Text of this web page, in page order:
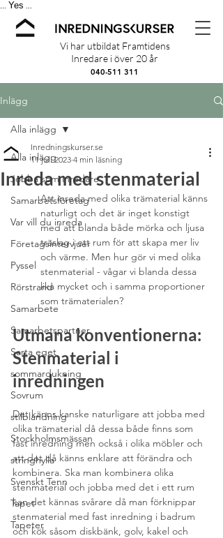
Yes
Vi har utbildat Framtidens
Inredare i över 20 år
040-511 311
Inlägg
Alla inlägg
Jobba som inredare
Samarbetsföretag
Var vill du inreda
Företagsintervjuer
Pyssel
Rörstrand
Samarbete
Samarbetspartner
Sarta eget
sommardukning
Sovrum
stilblandning
Stockholmsmässan
stringhylla
Svenskt Tenn
Tapet
Tapeter
Alla inlägg
Inreda med stenmaterial
Inredningskurser.se
11 juli 2023 4 min läsning
Att inreda med olika trämaterial känns
naturligt och det är inget konstigt
med att blanda både mörka och ljusa
träslag i ett rum för att skapa mer liv
och värme. Men hur gör vi med olika
stenmaterial - vågar vi blanda dessa
lika mycket och i samma proportioner
som trämaterialen?
Utmana konventionerna:
Stenmaterial i
inredningen
Det känns kanske naturligare att jobba med
olika trämaterial då dessa både finns som
fast inredning men också i olika möbler och
att det då känns enklare att förändra och
kombinera. Ska man kombinera olika
stenmaterial och jobba med det i ett rum
kan det kännas svårare då man förknippar
stenmaterial med fast inredning i badrum
och kök såsom diskbänk, golv, kakel och